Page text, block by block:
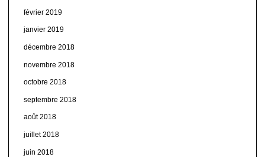
février 2019
janvier 2019
décembre 2018
novembre 2018
octobre 2018
septembre 2018
août 2018
juillet 2018
juin 2018